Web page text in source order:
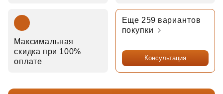
Максимальная
скидка при 100%
оплате
Еще 259 вариантов
покупки
Консультация